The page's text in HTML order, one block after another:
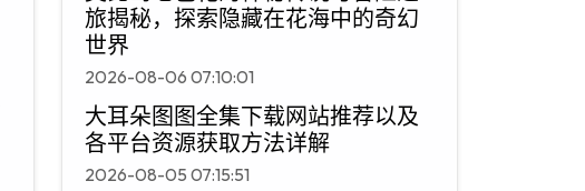
旅揭秘，探索隐藏在花海中的奇幻
世界
2026-08-06 07:10:01
大耳朵图图全集下载网站推荐以及
各平台资源获取方法详解
2026-08-05 07:15:51